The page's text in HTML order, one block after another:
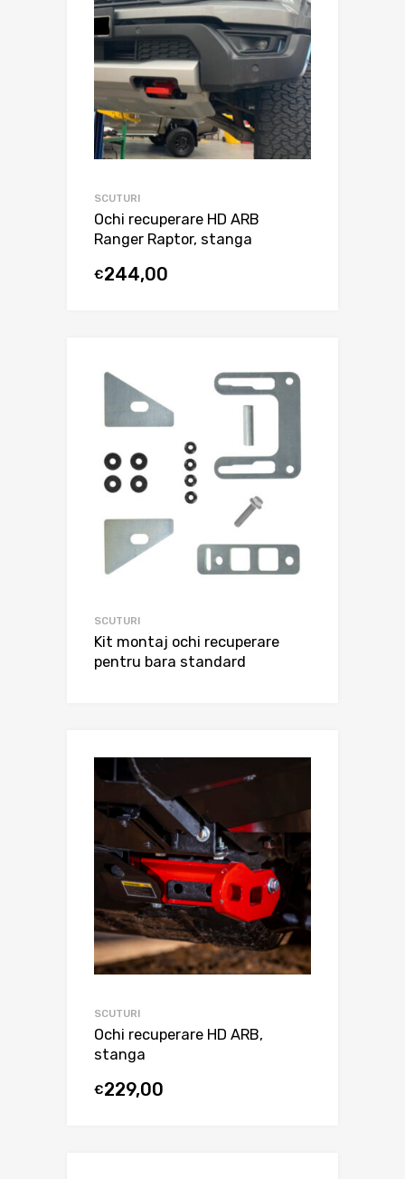
SCUTURI
Ochi recuperare HD ARB
Ranger Raptor, stanga
€244,00
SCUTURI
Kit montaj ochi recuperare
pentru bara standard
SCUTURI
Ochi recuperare HD ARB,
stanga
€229,00